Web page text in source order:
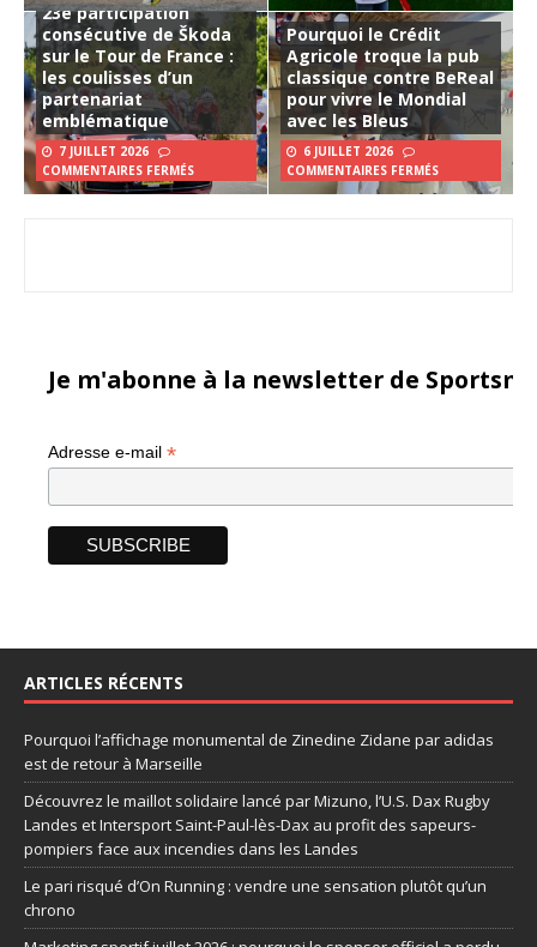
23e participation
consécutive de Škoda
sur le Tour de France :
les coulisses d’un
partenariat
emblématique
7 JUILLET 2026
COMMENTAIRES FERMÉS
Pourquoi le Crédit
Agricole troque la pub
classique contre BeReal
pour vivre le Mondial
avec les Bleus
6 JUILLET 2026
COMMENTAIRES FERMÉS
Je m'abonne à la newsletter de
Adresse e-mail *
ARTICLES RÉCENTS
Pourquoi l’affichage monumental de Zinedine Zidane par adidas
est de retour à Marseille
Découvrez le maillot solidaire lancé par Mizuno, l’U.S. Dax Rugby
Landes et Intersport Saint-Paul-lès-Dax au profit des sapeurs-
pompiers face aux incendies dans les Landes
Le pari risqué d’On Running : vendre une sensation plutôt qu’un
chrono